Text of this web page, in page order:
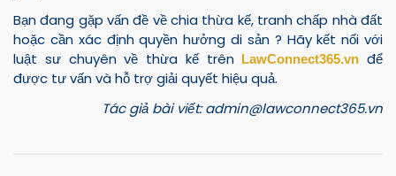
Bạn đang gặp vấn đề về chia thừa kế, tranh chấp nhà đất
hoặc cần xác định quyền hưởng di sản ? Hãy kết nối với
luật sư chuyên về thừa kế trên LawConnect365.vn để
được tư vấn và hỗ trợ giải quyết hiệu quả.
Tác giả bài viết: admin@lawconnect365.vn